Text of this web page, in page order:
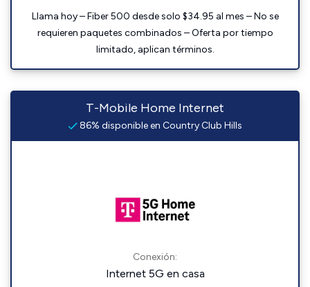
Llama hoy – Fiber 500 desde solo $34.95 al mes – No se
requieren paquetes combinados – Oferta por tiempo
limitado, aplican términos.
T-Mobile Home Internet
86% disponible en Country Club Hills
Conexión:
Internet 5G en casa